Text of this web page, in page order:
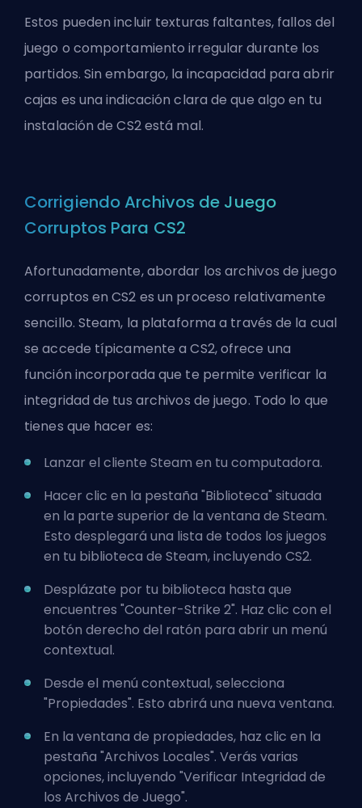
Estos pueden incluir texturas faltantes, fallos del
juego o comportamiento irregular durante los
partidos. Sin embargo, la incapacidad para abrir
cajas es una indicación clara de que algo en tu
instalación de CS2 está mal.
Corrigiendo Archivos de Juego
Corruptos Para CS2
Afortunadamente, abordar los archivos de juego
corruptos en CS2 es un proceso relativamente
sencillo. Steam, la plataforma a través de la cual
se accede típicamente a CS2, ofrece una
función incorporada que te permite verificar la
integridad de tus archivos de juego. Todo lo que
tienes que hacer es:
Lanzar el cliente Steam en tu computadora.
Hacer clic en la pestaña "Biblioteca" situada
en la parte superior de la ventana de Steam.
Esto desplegará una lista de todos los juegos
en tu biblioteca de Steam, incluyendo CS2.
Desplázate por tu biblioteca hasta que
encuentres "Counter-Strike 2". Haz clic con el
botón derecho del ratón para abrir un menú
contextual.
Desde el menú contextual, selecciona
"Propiedades". Esto abrirá una nueva ventana.
En la ventana de propiedades, haz clic en la
pestaña "Archivos Locales". Verás varias
opciones, incluyendo "Verificar Integridad de
los Archivos de Juego".